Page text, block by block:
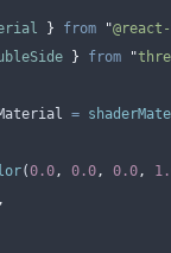
} from "
} from "
=
(0.0 , 0.0 , 0.0 ,
,